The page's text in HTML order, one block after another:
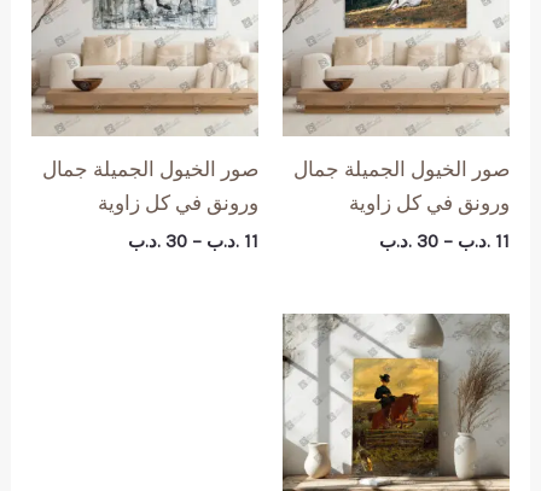
صور الخيول الجميلة جمال
ورونق في كل زاوية
11 .د.ب –
30 .د.ب
⁦11 .د.ب⁩
خلال
⁦30 .د.ب⁩
صور الخيول الجميلة جمال
ورونق في كل زاوية
11 .د.ب –
30 .د.ب